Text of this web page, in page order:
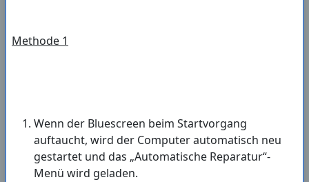
Methode 1
Wenn der Bluescreen beim Startvorgang
auftaucht, wird der Computer automatisch neu
gestartet und das „Automatische Reparatur“-
Menü wird geladen.